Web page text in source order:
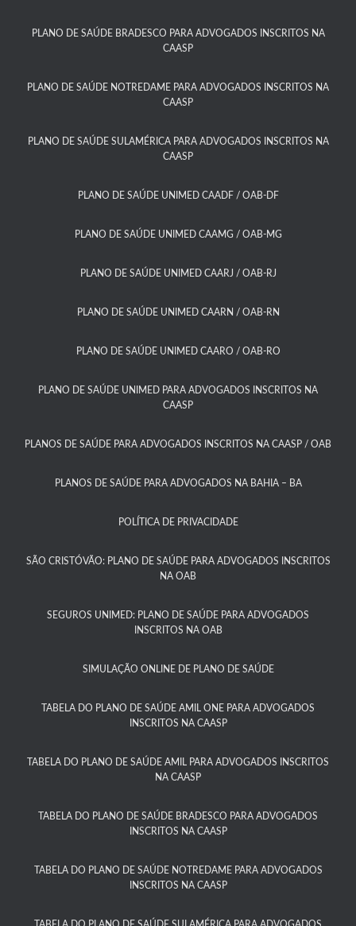
PLANO DE SAÚDE BRADESCO PARA ADVOGADOS INSCRITOS NA
CAASP​
PLANO DE SAÚDE NOTREDAME PARA ADVOGADOS INSCRITOS NA
CAASP​
PLANO DE SAÚDE SULAMÉRICA PARA ADVOGADOS INSCRITOS NA
CAASP​
PLANO DE SAÚDE UNIMED CAADF / OAB-DF​
PLANO DE SAÚDE UNIMED CAAMG / OAB-MG​
PLANO DE SAÚDE UNIMED CAARJ / OAB-RJ​
PLANO DE SAÚDE UNIMED CAARN / OAB-RN
PLANO DE SAÚDE UNIMED CAARO / OAB-RO​
PLANO DE SAÚDE UNIMED PARA ADVOGADOS INSCRITOS NA
CAASP​
PLANOS DE SAÚDE PARA ADVOGADOS INSCRITOS NA CAASP / OAB
PLANOS DE SAÚDE PARA ADVOGADOS NA BAHIA – BA​
POLÍTICA DE PRIVACIDADE
SÃO CRISTÓVÃO: PLANO DE SAÚDE PARA ADVOGADOS INSCRITOS
NA OAB
SEGUROS UNIMED: PLANO DE SAÚDE PARA ADVOGADOS
INSCRITOS NA OAB
SIMULAÇÃO ONLINE DE PLANO DE SAÚDE
TABELA DO PLANO DE SAÚDE AMIL ONE PARA ADVOGADOS
INSCRITOS NA CAASP​
TABELA DO PLANO DE SAÚDE AMIL PARA ADVOGADOS INSCRITOS
NA CAASP​
TABELA DO PLANO DE SAÚDE BRADESCO PARA ADVOGADOS
INSCRITOS NA CAASP​
TABELA DO PLANO DE SAÚDE NOTREDAME PARA ADVOGADOS
INSCRITOS NA CAASP